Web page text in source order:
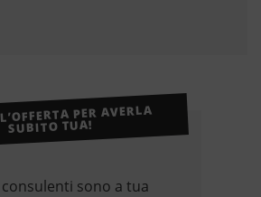
PER AVERLA
SUBITO TUA!
sono a tua